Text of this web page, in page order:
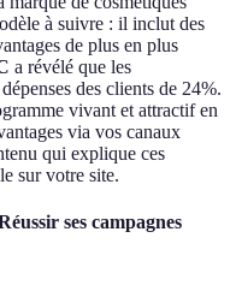
à suivre : il inclut des
de plus en plus
a révélé que les
des clients de 24%.
vivant et attractif en
via vos canaux
qui explique ces
sur votre site.
ses campagnes